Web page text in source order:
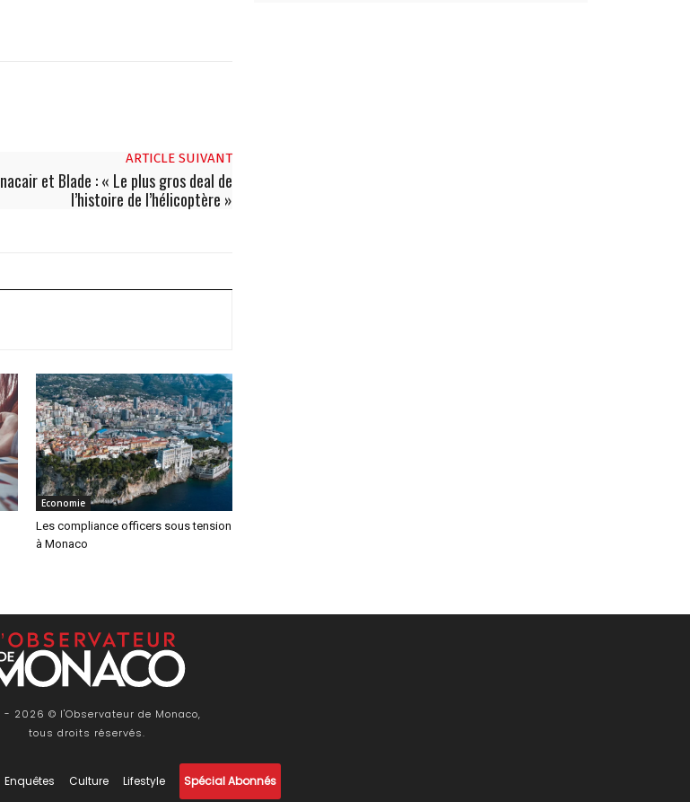
ARTICLE SUIVANT
et Blade : « Le plus gros deal de
l’histoire de l’hélicoptère »
Economie
Les compliance officers sous tension
à Monaco
- 2026 © l'Observateur de Monaco,
tous droits réservés.
Enquêtes Culture Lifestyle Spécial Abonnés